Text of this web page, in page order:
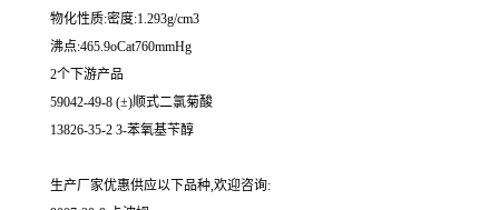
物化性质:密度:1.293g/cm3
沸点:465.9oCat760mmHg
2个下游产品
59042-49-8 (±)顺式二氯菊酸
13826-35-2 3-苯氧基苄醇
生产厂家优惠供应以下品种,欢迎咨询: